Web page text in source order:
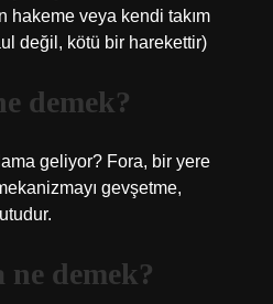
hakeme veya kendi takım
değil, kötü bir harekettir)
demek?
geliyor? Fora, bir yere
gevşetme,
demek?